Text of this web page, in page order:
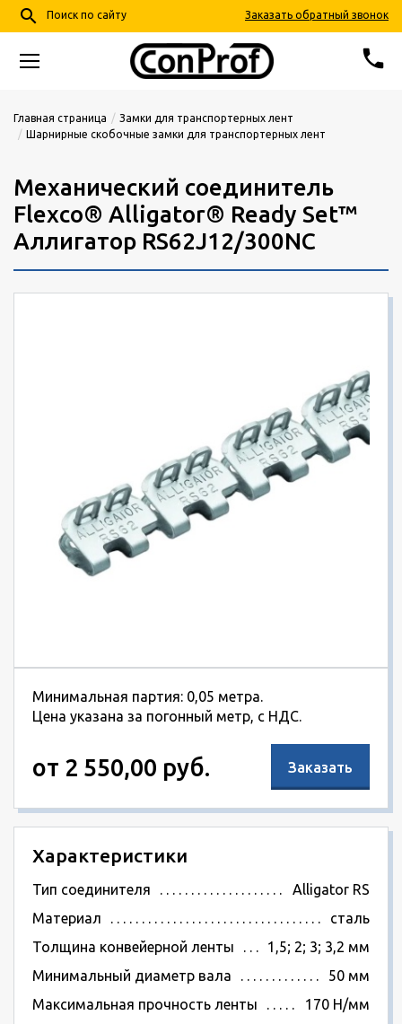
search Поиск по сайту Заказать обратный звонок
phone
+7 (4852)68-24-57
Главная страница
Замки для транспортерных лент
Шарнирные скобочные замки для транспортерных лент
Механический соединитель
Flexco® Alligator® Ready Set™
Аллигатор RS62J12/300NC
Минимальная партия: 0,05 метра.
Цена указана за погонный метр, с НДС.
от 2 550,00 руб. Заказать
Характеристики
Тип соединителя
Alligator RS
Материал
сталь
Толщина конвейерной ленты
1,5; 2; 3; 3,2 мм
Минимальный диаметр вала
50 мм
Максимальная прочность ленты
170 Н/мм